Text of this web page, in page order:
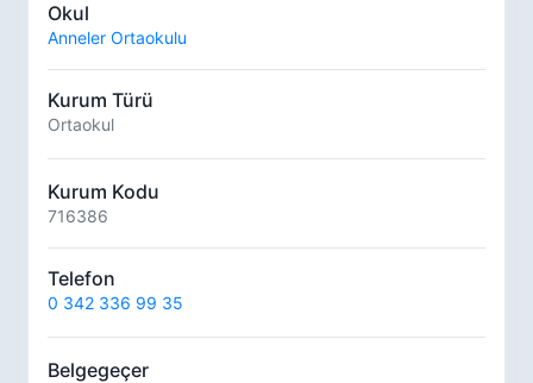
Okul
Anneler Ortaokulu
Kurum Türü
Ortaokul
Kurum Kodu
716386
Telefon
0 342 336 99 35
Belgegeçer